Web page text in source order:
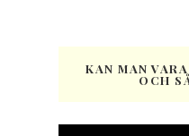
KAN MAN
OCH